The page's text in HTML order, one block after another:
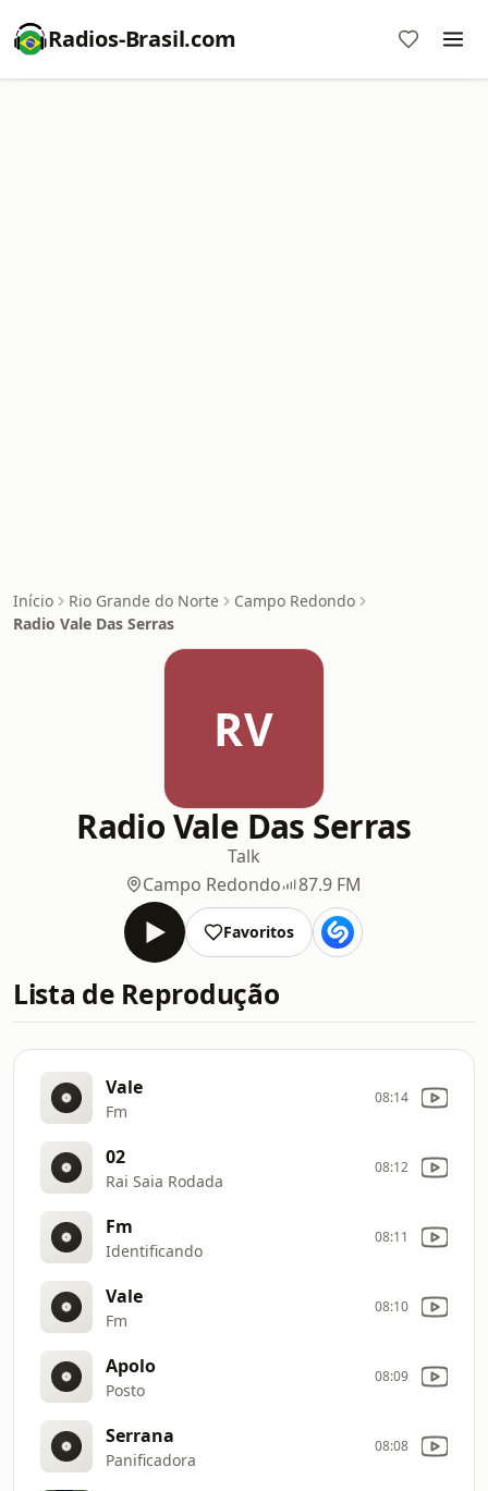
Radios-Brasil.com
Início Rio Grande do Norte
Campo Redondo
Radio Vale Das Serras
RV
Radio Vale Das Serras
Talk
Campo Redondo
87.9 FM
Favoritos
Lista de Reprodução
Vale
Fm
08:14
02
Rai Saia Rodada
08:12
Fm
Identificando
08:11
Vale
Fm
08:10
Apolo
Posto
08:09
Serrana
Panificadora
08:08